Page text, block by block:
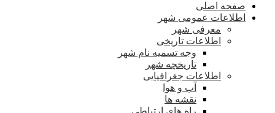
صفحه اصلی
اطلاعات عمومی شهر
معرفی شهر
اطلاعات تاریخی
وجه تسمیه نام شهر
تاریخچه شهر
اطلاعات جغرافیایی
آب و هوا
نقشه ها
راه های ارتباطی